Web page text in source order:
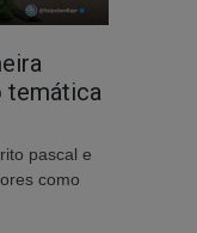
temática
pascal e
como